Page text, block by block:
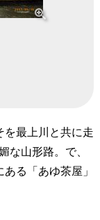
最上川と共に走
山形路。で、
る「あゆ茶屋」